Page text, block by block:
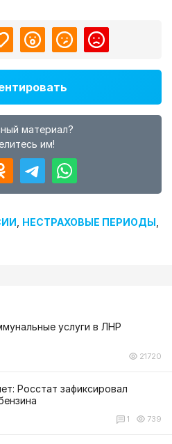
материал?
им!
НЕСТРАХОВЫЕ ПЕРИОДЫ
услуги в ЛНР
21720
Росстат зафиксировал
1 739